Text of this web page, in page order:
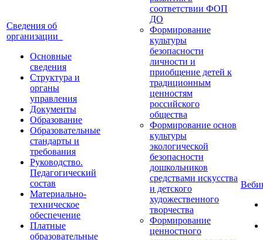
Сведения об
организации
Основные
сведения
Структура и
органы
управления
Документы
Образование
Образовательные
стандарты и
требования
Руководство.
Педагогический
состав
Материально-
техническое
обеспечение
Платные
образовательные
соответствии ФОП
ДО
Формирование
культуры
безопасности
личности и
приобщение детей к
традиционным
ценностям
российского
общества
Формирование основ
культуры
экологической
безопасности
дошкольников
средствами искусства
и детского
художественного
творчества
Формирование
ценностного